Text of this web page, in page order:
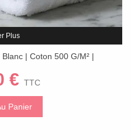
Plus
| Coton 500 G/m² |
€ TTC
Panier